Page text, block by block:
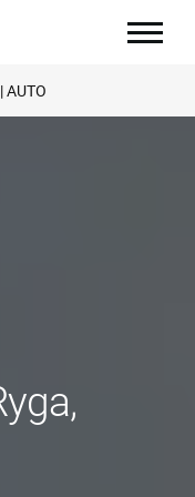
AUTO